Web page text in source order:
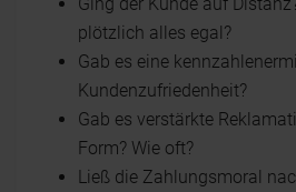
plötzlich alles egal?
Gab es eine
Kundenzufriedenheit?
Gab es verstärkte
Form? Wie oft?
Ließ die Zahlungsmoral